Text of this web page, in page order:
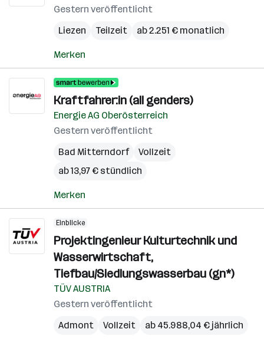
Gestern veröffentlicht
Liezen
Teilzeit ab 2.251 € monatlich
Merken
Kraftfahrer:in (all genders)
Energie AG Oberösterreich
Gestern veröffentlicht
Bad Mitterndorf
Vollzeit
ab 13,97 € stündlich
Merken
Einblicke
Projektingenieur Kulturtechnik und
Wasserwirtschaft,
Tiefbau/Siedlungswasserbau (gn*)
TÜV AUSTRIA
Gestern veröffentlicht
Admont
Vollzeit ab 45.988,04 € jährlich